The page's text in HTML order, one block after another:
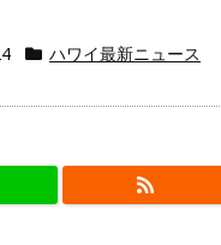
ハワイ最新ニュース